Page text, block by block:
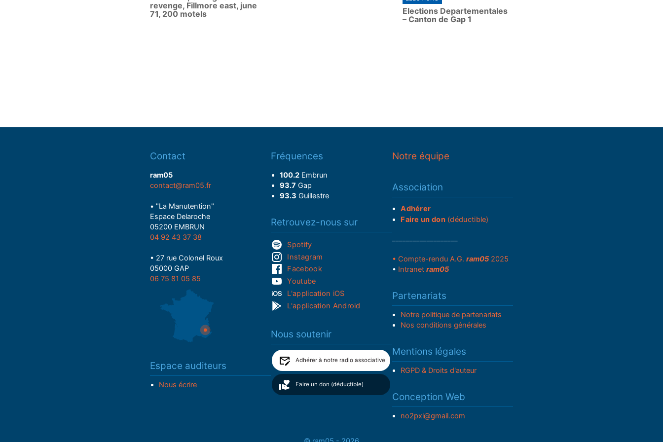
revenge, Fillmore east, june
71, 200 motels
Elections Departementales
– Canton de Gap 1
Contact
ram05
contact@ram05.fr
• "La Manutention"
Espace Delaroche
05200 EMBRUN
04 92 43 37 38
• 27 rue Colonel Roux
05000 GAP
06 75 81 05 85
Espace auditeurs
Nous écrire
Fréquences
100.2Embrun
93.7 Gap
93.3 Guillestre
Retrouvez-nous sur
Spotify
Instagram
Facebook
Youtube
L'application iOS
L'application Android
Nous soutenir
Adhérer à notre radio associative
Faire un don (déductible)
Notre équipe
Association
Adhérer
Faire un don(déductible)
• Compte-rendu A.G. ram052025
• Intranet ram05
Partenariats
Notre politique de partenariats
Nos conditions générales
Mentions légales
RGPD & Droits d'auteur
Conception Web
no2pxl@gmail.com